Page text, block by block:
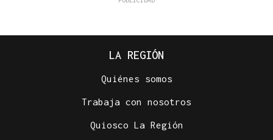
LA REGIÓN
Quiénes somos
Trabaja con nosotros
Quiosco La Región